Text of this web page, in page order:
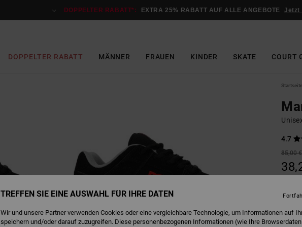
DOPPELTER RABATT*: EXTRA 25% RABATT AUF ALLE ANGEBOTE Jetzt
DOPPELTER RABATT MÄNNER FRAUEN KINDER SKATE COURT
Startseite
4.7
85,00 €
Farbe
TREFFEN SIE EINE AUSWAHL FÜR IHRE DATEN
Wir und unsere Partner verwenden Cookies oder eine vergleichbare Technologie, um Informationen auf
speichern und/oder darauf zuzugreifen. Diese personenbezogenen Informationen (wie Ihre